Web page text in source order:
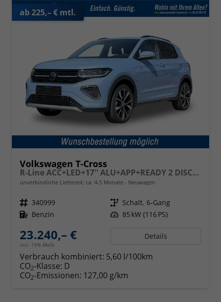
ab 225,– € mtl.
Volkswagen T-Cross
R-Line ACC+LED+17'' ALU+APP+READY 2 DISCOVER
unverbindliche Lieferzeit: ca. 4-5 Monate Neuwagen
Fahrzeugnr. 340999 Getriebe Schalt. 6-Gang
Kraftstoff Benzin Leistung 85 kW (116 PS)
23.240,– €
incl. 19% MwSt.
Details
Verbrauch kombiniert: 5,60 l/100km
CO2-Klasse: D
CO2-Emissionen: 127,00 g/km